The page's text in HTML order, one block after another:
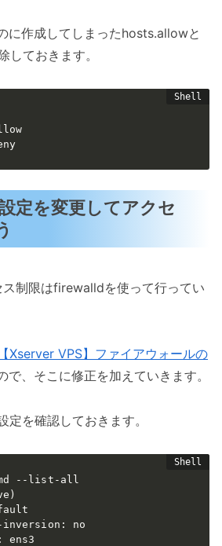
に作成してしまったhosts.allowと
ておきます。
定を変更してアクセ
制限はfirewalldを使って行ってい
【Xserver VPS】ファイアウォールの
で、そこに修正を加えていきます。
を確認しておきます。
--list-all
no
ens3